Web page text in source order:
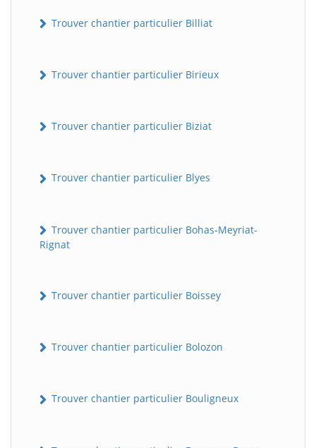
Trouver chantier particulier Billiat
Trouver chantier particulier Birieux
Trouver chantier particulier Biziat
Trouver chantier particulier Blyes
Trouver chantier particulier Bohas-Meyriat-
Rignat
Trouver chantier particulier Boissey
Trouver chantier particulier Bolozon
Trouver chantier particulier Bouligneux